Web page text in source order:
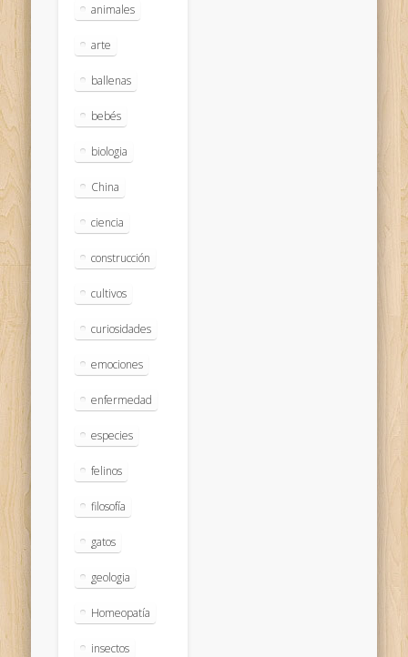
animales
arte
ballenas
bebés
biologia
China
ciencia
construcción
cultivos
curiosidades
emociones
enfermedad
especies
felinos
filosofía
gatos
geologia
Homeopatía
insectos